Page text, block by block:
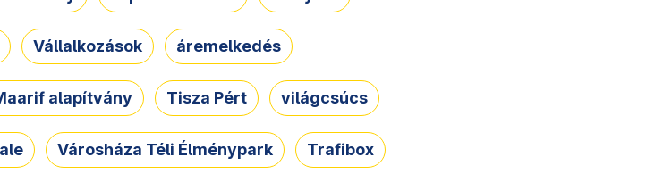
Vállalkozások áremelkedés
alapítvány Tisza Pért világcsúcs
Városháza Téli Élménypark Trafibox